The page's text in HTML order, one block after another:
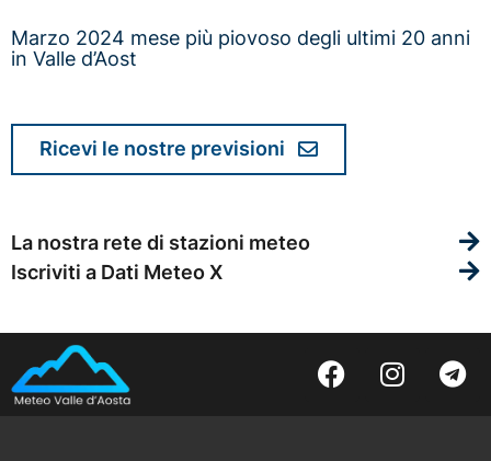
Marzo 2024 mese più piovoso degli ultimi 20 anni
in Valle d’Aost
Ricevi le nostre previsioni
La nostra rete di stazioni meteo
Iscriviti a Dati Meteo X